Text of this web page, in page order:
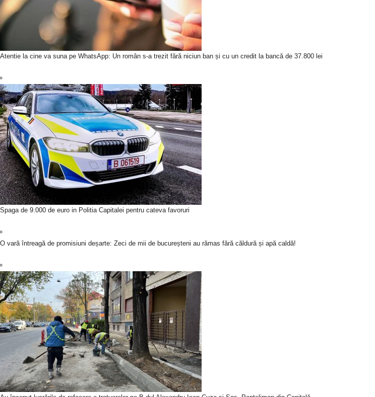
Atentie la cine va suna pe WhatsApp: Un român s-a trezit fără niciun ban și cu un credit la bancă de 37.800 lei
Spaga de 9.000 de euro in Politia Capitalei pentru cateva favoruri
O vară întreagă de promisiuni deșarte: Zeci de mii de bucureșteni au rămas fără căldură și apă caldă!